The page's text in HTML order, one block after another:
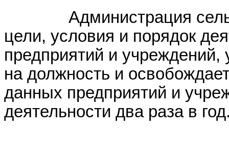
Администрация
цели, условия и порядок
предприятий и учреждений,
на должность и
данных предприятий и
деятельности два раза в